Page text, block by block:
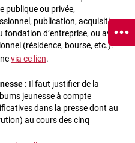
publique ou privée,
publication, acquisition
d’entreprise, ou avoir
(résidence, bourse, etc.).
via ce lien.
: Il faut justifier de la
jeunesse à compte
dans la presse dont au
au cours des cinq